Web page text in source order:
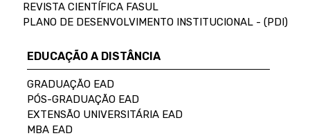
REVISTA CIENTÍFICA FASUL
PLANO DE DESENVOLVIMENTO INSTITUCIONAL - (PDI)
EDUCAÇÃO A DISTÂNCIA
GRADUAÇÃO EAD
PÓS-GRADUAÇÃO EAD
EXTENSÃO UNIVERSITÁRIA EAD
MBA EAD